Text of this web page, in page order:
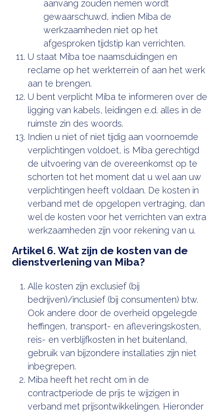
aanvang zouden nemen wordt
gewaarschuwd, indien Miba de
werkzaamheden niet op het
afgesproken tijdstip kan verrichten.
U staat Miba toe naamsduidingen en
reclame op het werkterrein of aan het werk
aan te brengen.
U bent verplicht Miba te informeren over de
ligging van kabels, leidingen e.d. alles in de
ruimste zin des woords.
Indien u niet of niet tijdig aan voornoemde
verplichtingen voldoet, is Miba gerechtigd
de uitvoering van de overeenkomst op te
schorten tot het moment dat u wel aan uw
verplichtingen heeft voldaan. De kosten in
verband met de opgelopen vertraging, dan
wel de kosten voor het verrichten van extra
werkzaamheden zijn voor rekening van u.
Artikel 6. Wat zijn de kosten van de
dienstverlening van Miba?
Alle kosten zijn exclusief (bij
bedrijven)/inclusief (bij consumenten) btw.
Ook andere door de overheid opgelegde
heffingen, transport- en afleveringskosten,
reis- en verblijfkosten in het buitenland,
gebruik van bijzondere installaties zijn niet
inbegrepen.
Miba heeft het recht om in de
contractperiode de prijs te wijzigen in
verband met prijsontwikkelingen. Hieronder